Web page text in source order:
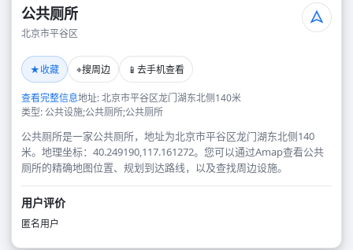
公共厕所
北京市平谷区
★收藏 ⌖搜周边 📱 去手机查看
查看完整信息地址: 北京市平谷区龙门湖东北侧140米
类型: 公共设施;公共厕所;公共厕所
公共厕所是一家公共厕所，地址为北京市平谷区龙门湖东北侧140
米。地理坐标：40.249190,117.161272。您可以通过Amap查看公共
厕所的精确地图位置、规划到达路线，以及查找周边设施。
用户评价
匿名用户